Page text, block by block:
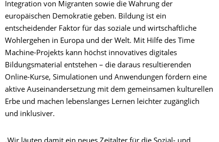
Integration von Migranten sowie die Wahrung der
europäischen Demokratie geben. Bildung ist ein
entscheidender Faktor für das soziale und wirtschaftliche
Wohlergehen in Europa und der Welt. Mit Hilfe des Time
Machine-Projekts kann höchst innovatives digitales
Bildungsmaterial entstehen – die daraus resultierenden
Online-Kurse, Simulationen und Anwendungen fördern eine
aktive Auseinandersetzung mit dem gemeinsamen kulturellen
Erbe und machen lebenslanges Lernen leichter zugänglich
und inklusiver.